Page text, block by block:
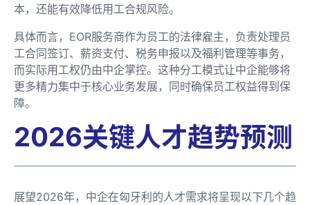
本，还能有效降低用工合规风险。
具体而言，EOR服务商作为员工的法律雇主，负责处理员
工合同签订、薪资支付、税务申报以及福利管理等事务，
而实际用工权仍由中企掌控。这种分工模式让中企能够将
更多精力集中于核心业务发展，同时确保员工权益得到保
障。
2026关键人才趋势预测
展望2026年，中企在匈牙利的人才需求将呈现以下几个趋